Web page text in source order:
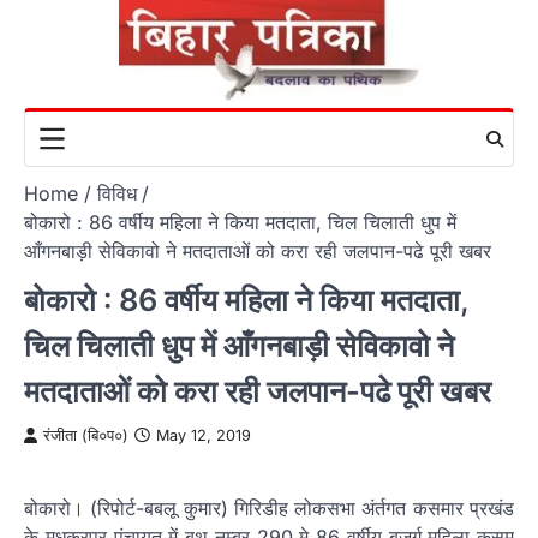
Home
विविध
बोकारो : 86 वर्षीय महिला ने किया मतदाता, चिल चिलाती धुप में
आँगनबाड़ी सेविकावो ने मतदाताओं को करा रही जलपान-पढे पूरी खबर
बोकारो : 86 वर्षीय महिला ने किया मतदाता,
चिल चिलाती धुप में आँगनबाड़ी सेविकावो ने
मतदाताओं को करा रही जलपान-पढे पूरी खबर
रंजीता (बि०प०) May 12, 2019
बोकारो। (रिपोर्ट-बबलू कुमार) गिरिडीह लोकसभा अंर्तगत कसमार प्रखंड